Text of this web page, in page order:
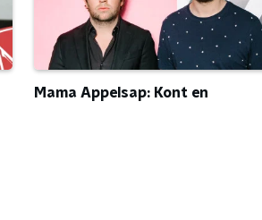
Mama Appelsap: Kont en